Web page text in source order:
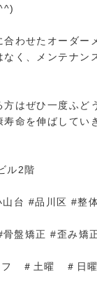
わせたオーダー
なく、メンテナ
はぜひ一度ふど
命を伸ばしてい
ル2階
台 #品川区 #整
骨盤矯正 #歪み
フ ＃土曜 ＃日